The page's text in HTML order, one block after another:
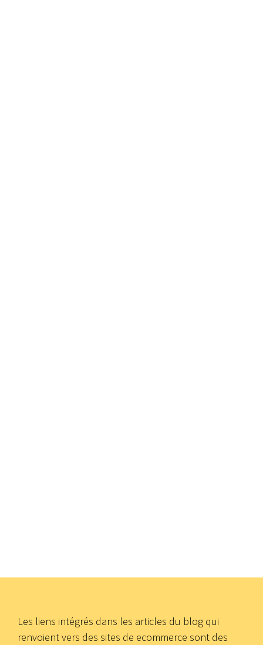
Les liens intégrés dans les articles du blog qui
renvoient vers des sites de ecommerce sont des